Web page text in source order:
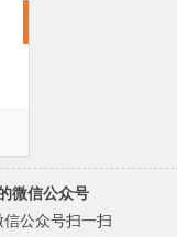
微信公众号
信公众号扫一扫